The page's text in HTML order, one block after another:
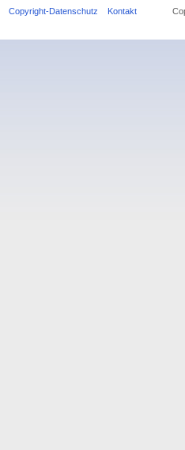
Copyright-Datenschutz Kontakt